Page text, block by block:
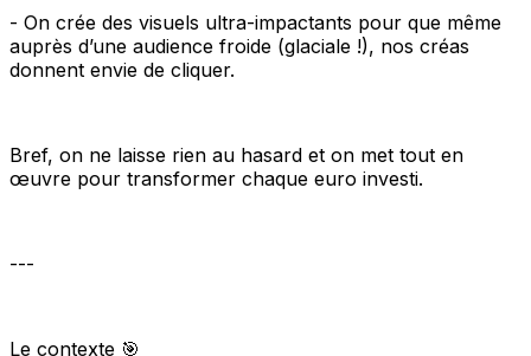
- On crée des visuels ultra-impactants pour que même
auprès d’une audience froide (glaciale !), nos créas
donnent envie de cliquer.
Bref, on ne laisse rien au hasard et on met tout en
œuvre pour transformer chaque euro investi.
---
Le contexte 🎯